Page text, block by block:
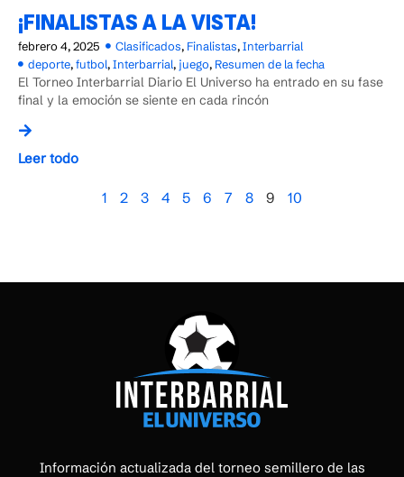
¡FINALISTAS A LA VISTA!
febrero 4, 2025 Clasificados, Finalistas,Interbarrial
deporte,futbol,Interbarrial, juego, Resumen de la fecha
El Torneo Interbarrial Diario El Universo ha entrado en su fase
final y la emoción se siente en cada rincón
Leer todo
1 2 3 4 5 6 7 8 9 10
Información actualizada del torneo semillero de las